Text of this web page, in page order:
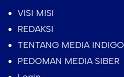
VISI MISI
REDAKSI
TENTANG MEDIA
PEDOMAN MEDIA SIBER